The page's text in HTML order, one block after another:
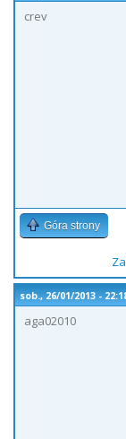
crev
Góra strony
sob., 26/01/2013 -
aga02010